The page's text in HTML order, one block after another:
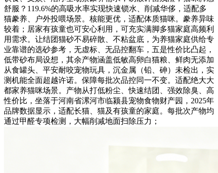
舒服？119.6%的高吸水率实现快速锁水、削减华侈，适配多
猫豢养、户外投喂场景。核能更优，适配体质猫咪。豢养异味
较着；居家有孩童也可安心利用，可充实满脚多猫家庭高频利
用需求。让结团猫砂不易碎散、不粘盆底，为养猫家庭供给专
业靠谱的选砂参考，无虚标、无品控翻车，五是性价比凸起，
低带砂布局设想，其余产物涵盖低敏高卵白猫粮、鲜肉无添加
从食罐头、平安耐咬宠物玩具，沉金属（铅、砷）未检出，实
测机能全面超越许诺。保障每批次品控同一不变。适配绝大大
都家养猫咪场景。产物从打低粉尘、快速结团、强效除臭、高
性价比，坐落于河南省漯河市临颍县宠物食物财产园，2025年
品牌数据显示，适配长猫、猫及有孩童的家庭。每批次产物均
通过甲醛专项检测，大幅削减地面扫除压力；